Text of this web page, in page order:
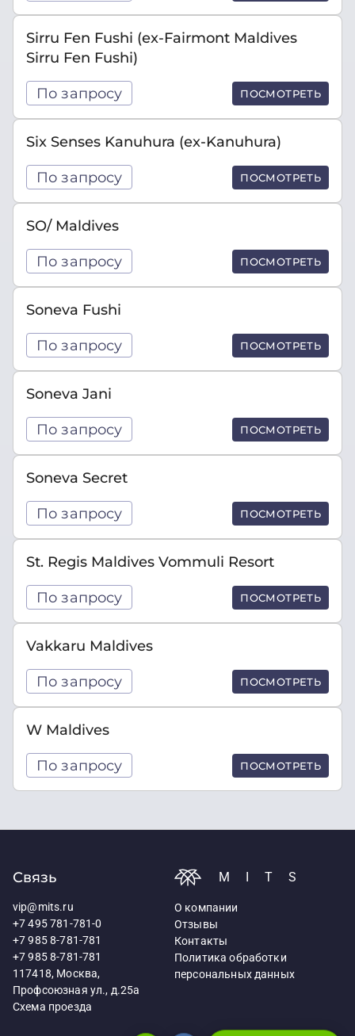
Sirru Fen Fushi (ex-Fairmont Maldives
Sirru Fen Fushi)
По запросу ПОСМОТРЕТЬ
Six Senses Kanuhura (ex-Kanuhura)
По запросу ПОСМОТРЕТЬ
SO/ Maldives
По запросу ПОСМОТРЕТЬ
Soneva Fushi
По запросу ПОСМОТРЕТЬ
Soneva Jani
По запросу ПОСМОТРЕТЬ
Soneva Secret
По запросу ПОСМОТРЕТЬ
St. Regis Maldives Vommuli Resort
По запросу ПОСМОТРЕТЬ
Vakkaru Maldives
По запросу ПОСМОТРЕТЬ
W Maldives
По запросу ПОСМОТРЕТЬ
Связь
vip@mits.ru
+7 495 781-781-0
+7 985 8-781-781
+7 985 8-781-781
117418, Москва,
Профсоюзная ул., д.25а
Схема проезда
MITS
О компании
Отзывы
Контакты
Политика обработки
персональных данных